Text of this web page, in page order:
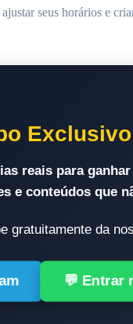
seus horários e
reais para
e conteúdos que
gratuitamente da
💬 Entrar